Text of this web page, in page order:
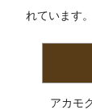
れています。
アカモ